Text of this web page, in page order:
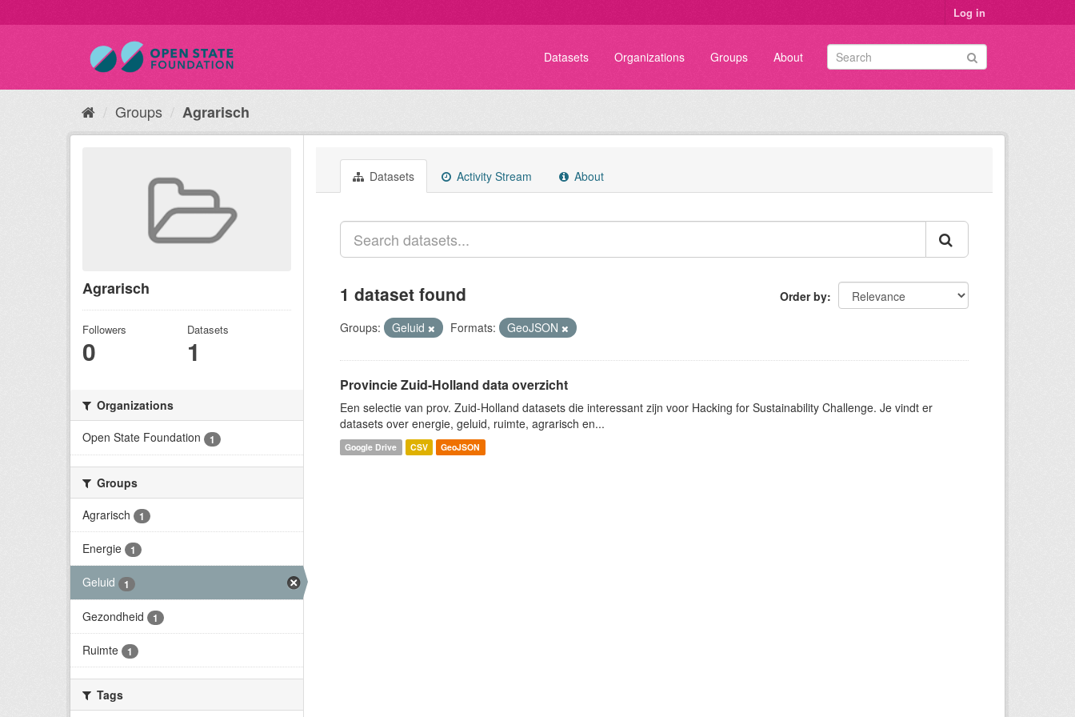
Log in
Datasets Organizations Groups About
Groups Agrarisch
Agrarisch
Followers
0
Datasets
1
Organizations
Open State Foundation
1
Groups
Agrarisch
1
Energie 1
Geluid 1
Gezondheid 1
Ruimte 1
Tags
Datasets Activity Stream About
Order by
1 dataset found
Groups: Geluid Formats: GeoJSON
Provincie Zuid-Holland data overzicht
Een selectie van prov. Zuid-Holland datasets die interessant zijn voor Hacking for Sustainability Challenge. Je vindt er
datasets over energie, geluid, ruimte, agrarisch en...
Google Drive CSV GeoJSON